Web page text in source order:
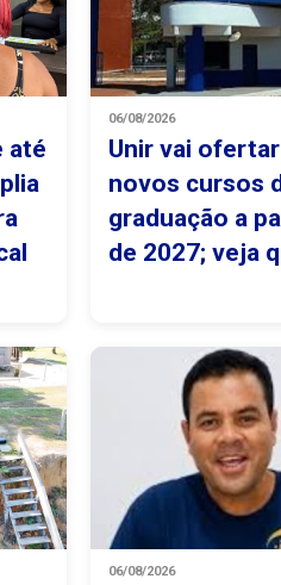
até
06/08/2026
Unir vai
novos cursos
graduação a
de 2027; veja
06/08/2026